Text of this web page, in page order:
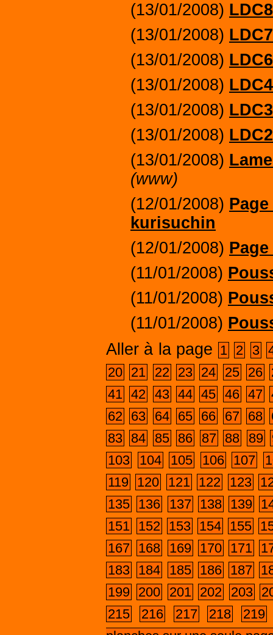
(13/01/2008) LDC8
(13/01/2008) LDC7
(13/01/2008) LDC6
(13/01/2008) LDC4
(13/01/2008) LDC3
(13/01/2008) LDC2
(13/01/2008)
(www)
(12/01/2008)
kurisuchin
(12/01/2008)
(11/01/2008)
(11/01/2008)
(11/01/2008)
Aller à la page 1 2 3
20 21 22 23 24 25 26
41 42 43 44 45 46 47
62 63 64 65 66 67 68
83 84 85 86 87 88 89
103
104 105 106 107
119 120 121 122 123
135 136 137 138 139
151 152 153 154 155
167 168 169 170 171
183 184 185 186 187
199 200 201 202 203
215
216 217 218
219